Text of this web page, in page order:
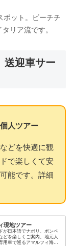
ポット。ビーチチ
リア流です。
送迎車サー
人ツアー
どを快適に観
で楽しくて安
能です。詳細
現地ツアー
が日本語でナポリ、ポンペ
どを楽しくご案内。地元人
用車で巡るアマルフィ海岸